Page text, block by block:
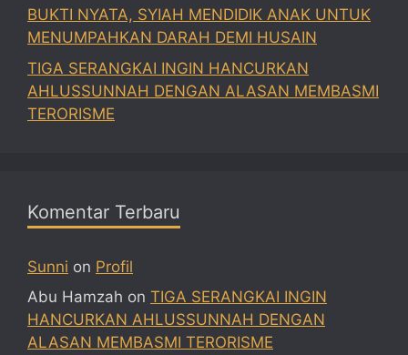
BUKTI NYATA, SYIAH MENDIDIK ANAK UNTUK
MENUMPAHKAN DARAH DEMI HUSAIN
TIGA SERANGKAI INGIN HANCURKAN
AHLUSSUNNAH DENGAN ALASAN MEMBASMI
TERORISME
Komentar Terbaru
Sunni on Profil
Abu Hamzah on TIGA SERANGKAI INGIN
HANCURKAN AHLUSSUNNAH DENGAN
ALASAN MEMBASMI TERORISME